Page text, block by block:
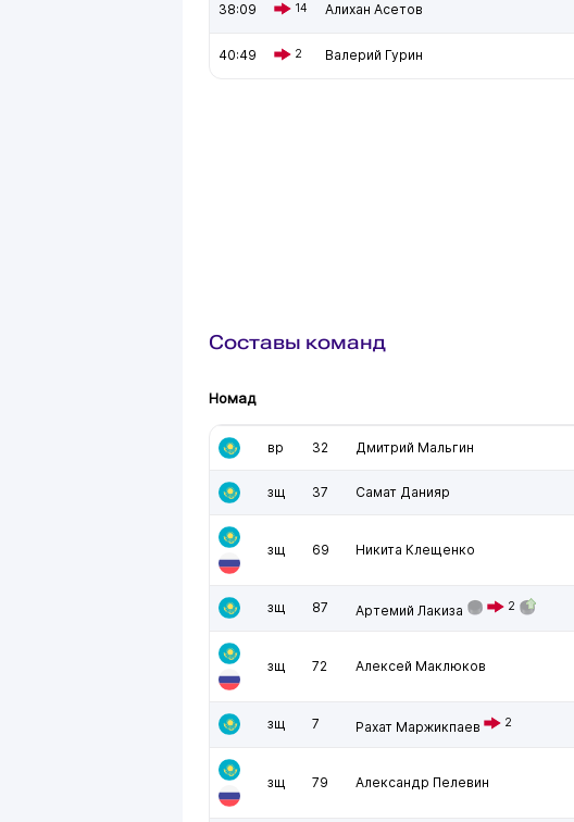
38:09 14 Алихан Асетов
40:49 2 Валерий Гурин
Составы команд
Номад
вр 32 Дмитрий Мальгин
зщ 37 Самат Данияр
зщ 69 Никита Клещенко
зщ 87 Артемий Лакиза 2
зщ 72 Алексей Маклюков
зщ 7 Рахат Маржикпаев 2
зщ 79 Александр Пелевин